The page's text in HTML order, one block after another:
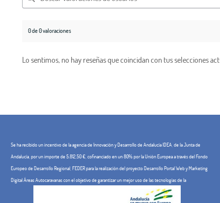
0 de 0 valoraciones
Lo sentimos, no hay reseñas que coincidan con tus selecciones
Se ha recibido un incentivo de la agencia de Innovación y Desarrollo de Andalucía IDEA, de la Junta de
Andalucía, por un importe de 5.812,50 €, cofinanciado en un 80% por la Unión Europea a través del Fondo
Europeo de Desarrollo Regional, FEDER para la realización del proyecto Desarrollo Portal Web y Marketing
Digital Áreas Autocaravanas con el objetivo de garantizar un mejor uso de las tecnologías de la